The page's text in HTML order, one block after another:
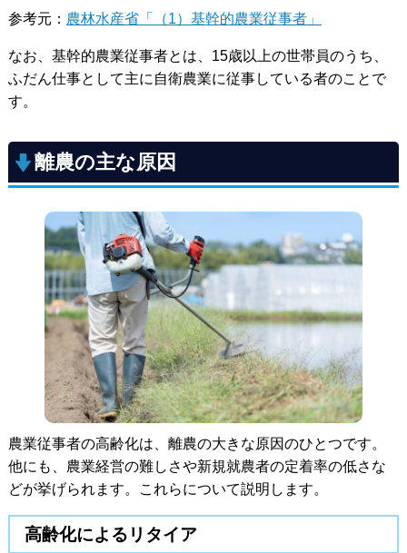
参考元： 農林水産省「（1）基幹的農業従事者」
なお、基幹的農業従事者とは、15歳以上の世帯員のうち、
ふだん仕事として主に自衛農業に従事している者のことで
す。
離農の主な原因
農業従事者の高齢化は、離農の大きな原因のひとつです。
他にも、農業経営の難しさや新規就農者の定着率の低さな
どが挙げられます。これらについて説明します。
高齢化によるリタイア